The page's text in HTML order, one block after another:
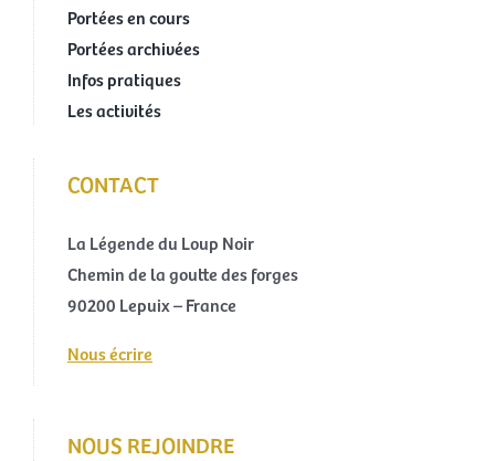
Portées en cours
Portées archivées
Infos pratiques
Les activités
CONTACT
La Légende du Loup Noir
Chemin de la goutte des forges
90200 Lepuix – France
Nous écrire
NOUS REJOINDRE